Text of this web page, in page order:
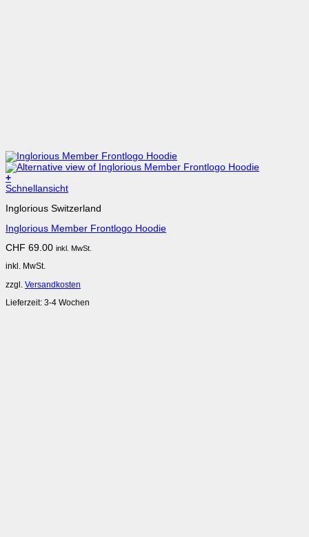
+
Schnellansicht
Inglorious Switzerland
Inglorious Member Frontlogo Hoodie
CHF 69.00 inkl. MwSt.
inkl. MwSt.
zzgl. Versandkosten
Lieferzeit: 3-4 Wochen